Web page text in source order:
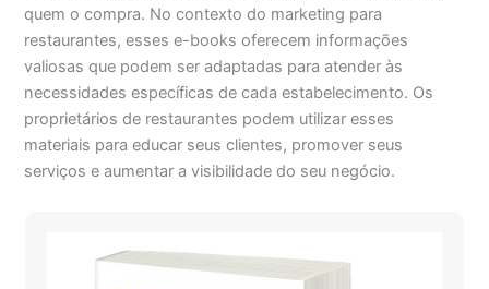
quem o compra. No contexto do marketing para
restaurantes, esses e-books oferecem informações
valiosas que podem ser adaptadas para atender às
necessidades específicas de cada estabelecimento. Os
proprietários de restaurantes podem utilizar esses
materiais para educar seus clientes, promover seus
serviços e aumentar a visibilidade do seu negócio.